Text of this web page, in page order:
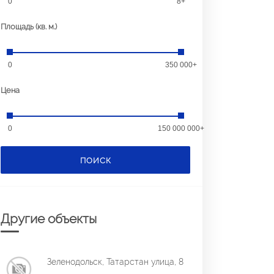
Площадь (кв. м.)
0 350 000+
Цена
0 150 000 000+
ПОИСК
Другие объекты
Зеленодольск, Татарстан улица, 8